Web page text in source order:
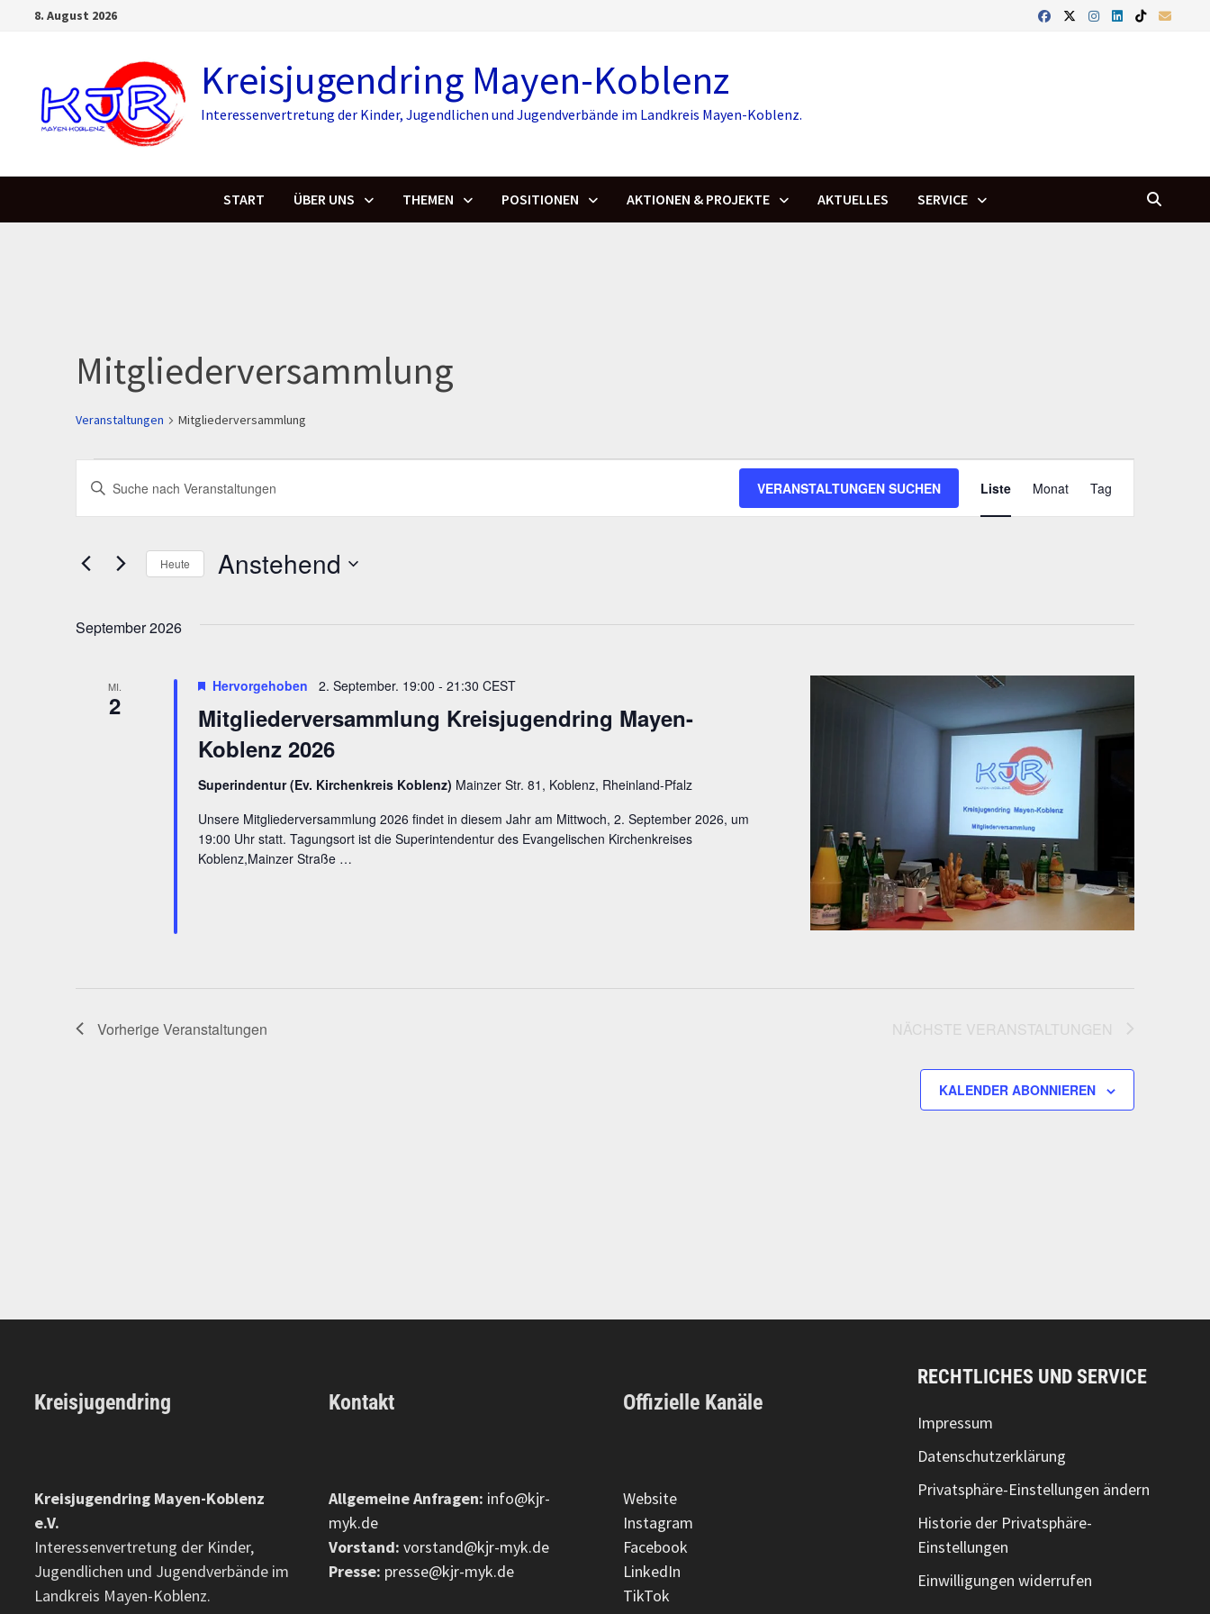
8. August 2026
Kreisjugendring Mayen-Koblenz
Interessenvertretung der Kinder, Jugendlichen und Jugendverbände im Landkreis Mayen-Koblenz.
START ÜBER UNS THEMEN POSITIONEN AKTIONEN & PROJEKTE AKTUELLES SERVICE
Mitgliederversammlung
Veranstaltungen Mitgliederversammlung
Veranstaltungen
Veranstaltungen
Such-
Ansichtennavigation
Geben
Schlüsselwort.
Veranstaltungen
VERANSTALTUNGEN SUCHEN
Ansichten-
Liste Monat Tag
Heute Anstehend
September 2026
MI.
2
Mitgliederversammlung Kreisjugendring Mayen-
Koblenz 2026
Hervorgehoben 2. September. 19:00 - 21:30 CEST
Superindentur (Ev. Kirchenkreis Koblenz) Mainzer Str. 81, Koblenz, Rheinland-Pfalz
Unsere Mitgliederversammlung 2026 findet in diesem Jahr am Mittwoch, 2. September 2026, um
19:00 Uhr statt. Tagungsort ist die Superintendentur des Evangelischen Kirchenkreises
Koblenz,Mainzer Straße …
VorherigeVeranstaltungen NÄCHSTE VERANSTALTUNGEN
KALENDER ABONNIEREN
Kreisjugendring
Kreisjugendring Mayen-Koblenz
e.V.
Interessenvertretung der Kinder,
Jugendlichen und Jugendverbände im
Landkreis Mayen-Koblenz.
Kontakt
Allgemeine Anfragen: info@kjr-
myk.de
Vorstand: vorstand@kjr-myk.de
Presse: presse@kjr-myk.de
Offizielle Kanäle
Website
Instagram
Facebook
LinkedIn
TikTok
RECHTLICHES UND SERVICE
Impressum
Datenschutzerklärung
Privatsphäre-Einstellungen ändern
Historie der Privatsphäre-
Einstellungen
Einwilligungen widerrufen